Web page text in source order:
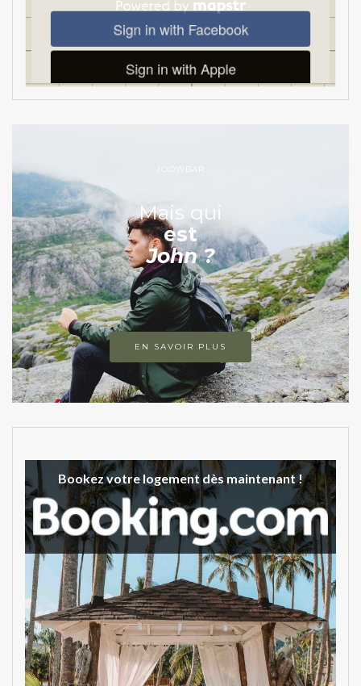
JOOWBAR
Mais qui
est
John ?
EN SAVOIR PLUS
Bookez votre logement dès maintenant !